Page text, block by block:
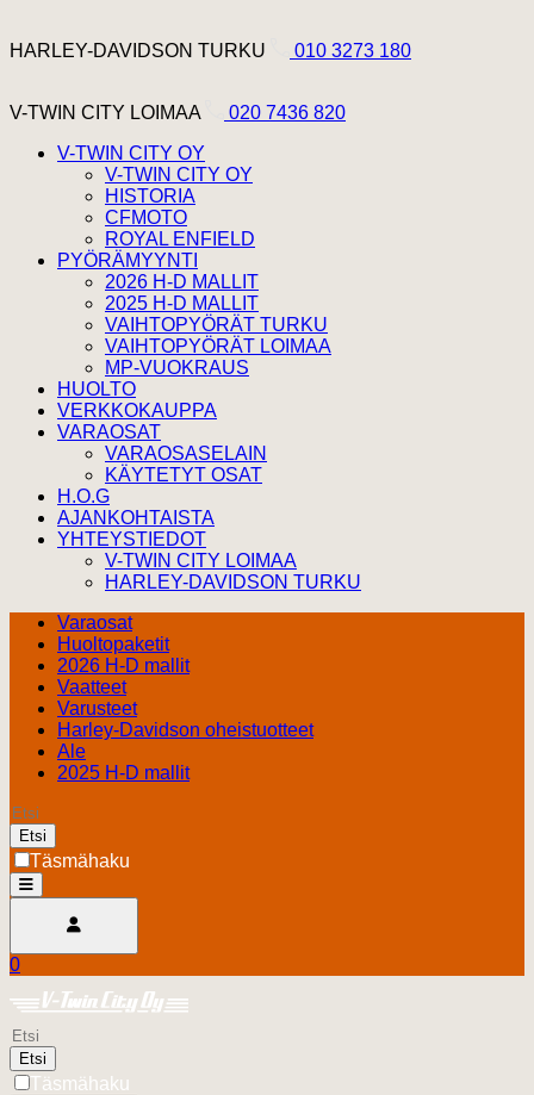
HARLEY-DAVIDSON TURKU
010 3273 180
V-TWIN CITY LOIMAA
020 7436 820
V-TWIN CITY OY
V-TWIN CITY OY
HISTORIA
CFMOTO
ROYAL ENFIELD
PYÖRÄMYYNTI
2026 H-D MALLIT
2025 H-D MALLIT
VAIHTOPYÖRÄT TURKU
VAIHTOPYÖRÄT LOIMAA
MP-VUOKRAUS
HUOLTO
VERKKOKAUPPA
VARAOSAT
VARAOSASELAIN
KÄYTETYT OSAT
H.O.G
AJANKOHTAISTA
YHTEYSTIEDOT
V-TWIN CITY LOIMAA
HARLEY-DAVIDSON TURKU
Varaosat
Huoltopaketit
2026 H-D mallit
Vaatteet
Varusteet
Harley-Davidson oheistuotteet
Ale
2025 H-D mallit
Etsi
Täsmähaku
open
Ostoskori
0.00 €
0
Harley Davidson Turku
Etsi
Täsmähaku